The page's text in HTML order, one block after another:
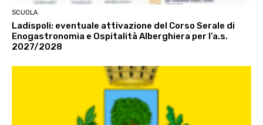
SCUOLA
Ladispoli: eventuale attivazione del Corso Serale di
Enogastronomia e Ospitalità Alberghiera per l’a.s.
2027/2028